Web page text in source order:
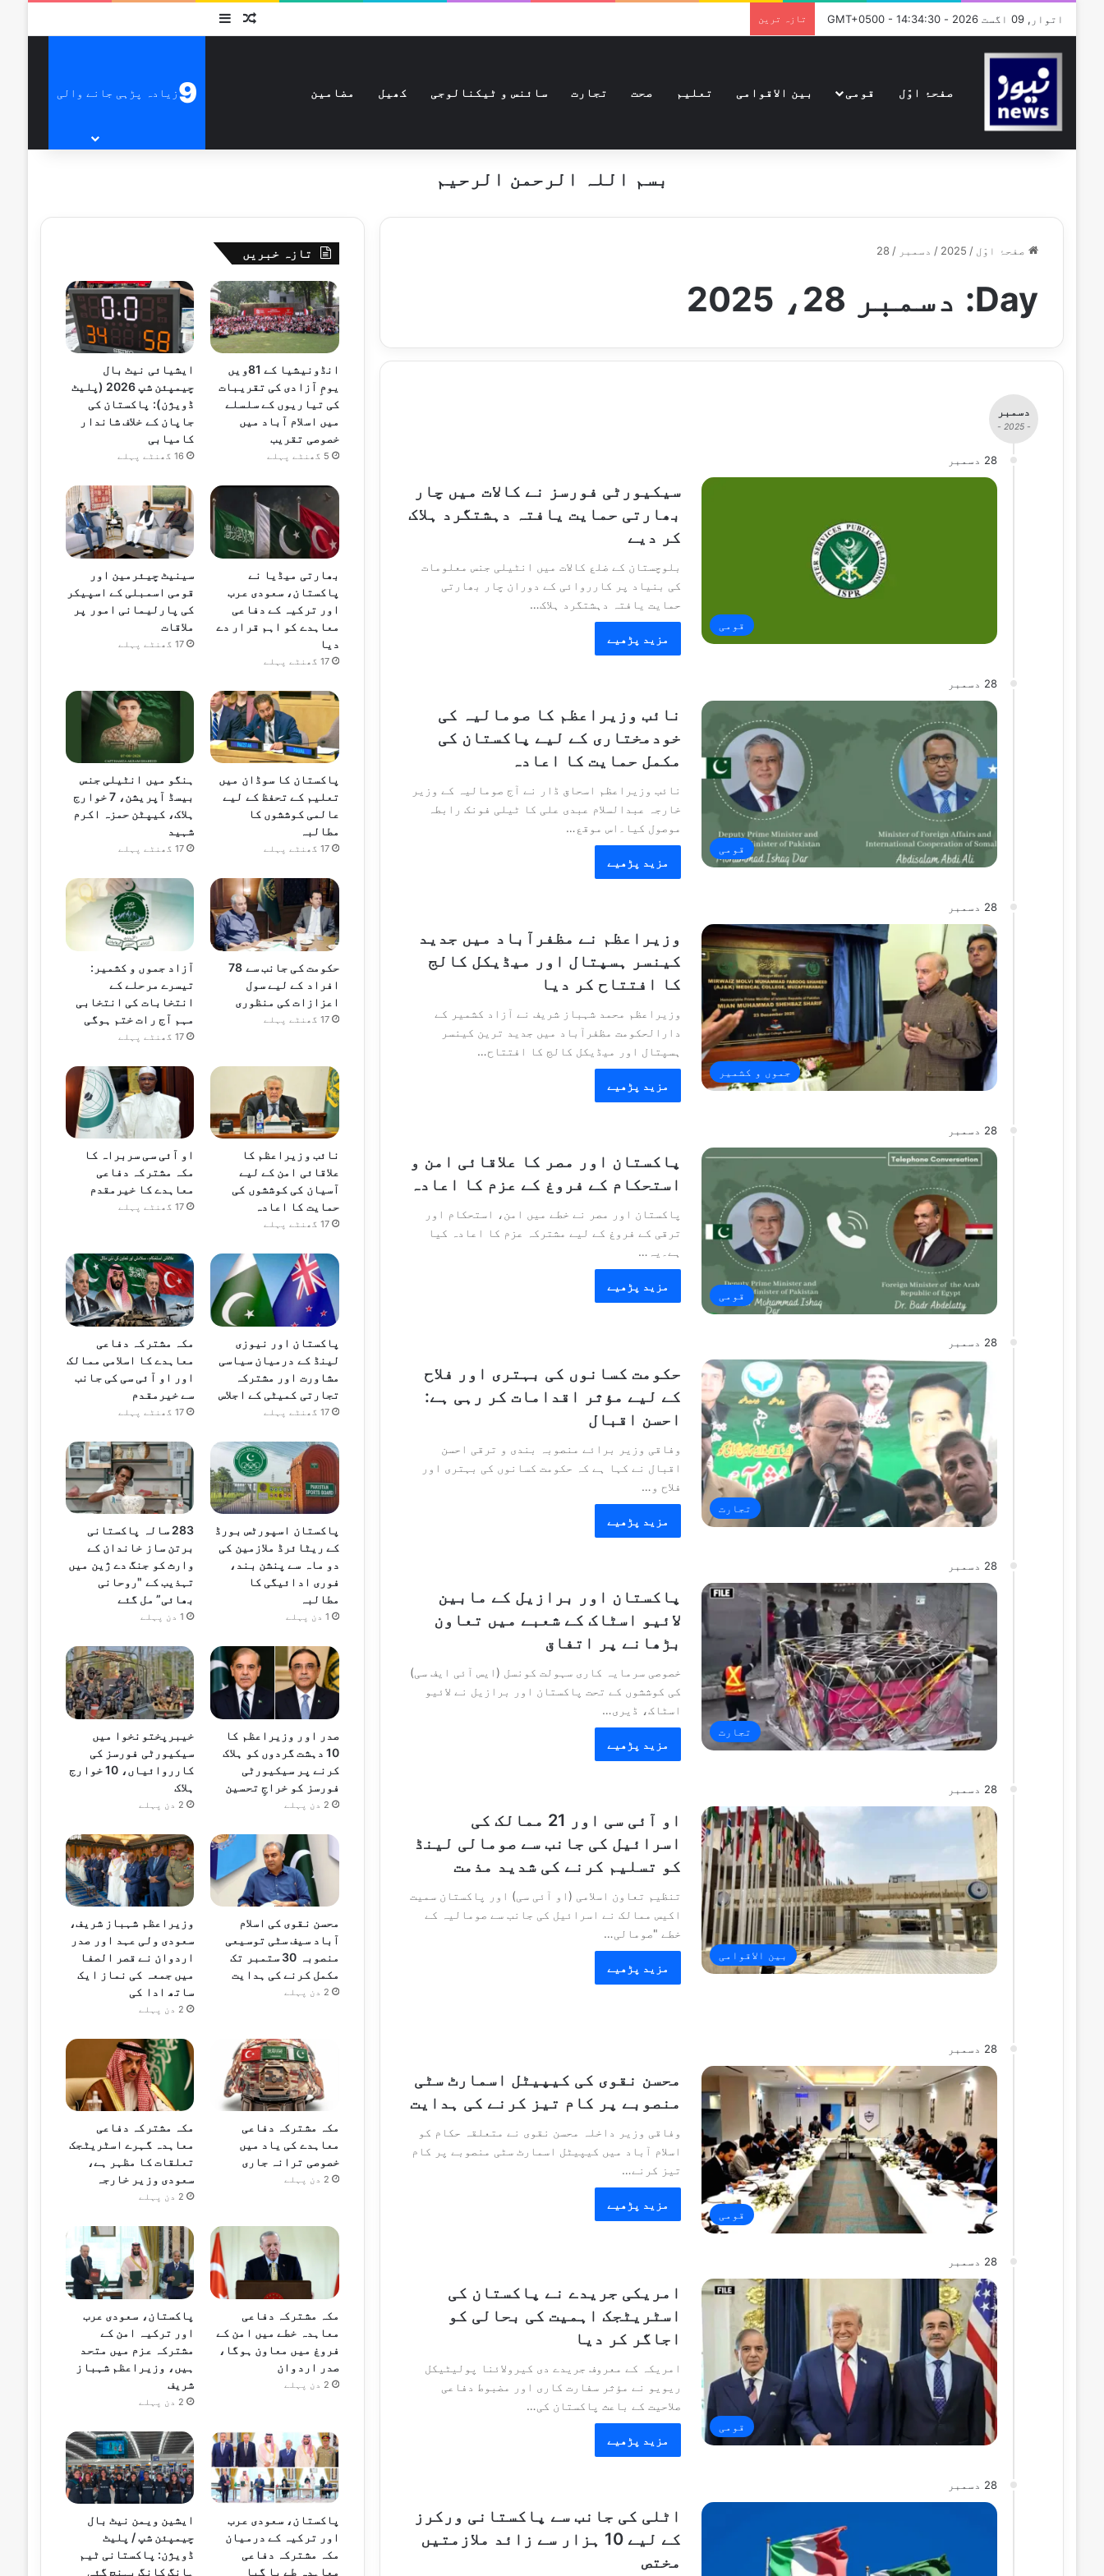
اتوار, 09 اگست 2026 - GMT+0500 - 14:34:30 تازہ ترین متفرق
صفحۂ اوّل قومی بین الاقوامی تعلیم صحت تجارت سائنس و ٹیکنالوجی کھیل مضامین 9زیادہ پڑہی جانے والی
بسم اللہ الرحمن الرحیم
صفحۂ اوّل /
2025
/ دسمبر /
28
Day: دسمبر 28، 2025
دسمبر
- 2025 -
28 دسمبر
قومی
سیکیورٹی فورسز نے کالات میں چار
بھارتی حمایت یافتہ دہشتگرد ہلاک
کر دیے
بلوچستان کے ضلع کالات میں انٹیلی جنس معلومات
کی بنیاد پر کارروائی کے دوران چار بھارتی
حمایت یافتہ دہشتگرد ہلاک…
مزید پڑھیے
28 دسمبر
قومی
نائب وزیراعظم کا صومالیہ کی
خودمختاری کے لیے پاکستان کی
مکمل حمایت کا اعادہ
نائب وزیراعظم اسحاق ڈار نے آج صومالیہ کے وزیر
خارجہ عبدالسلام عبدی علی کا ٹیلی فونک رابطہ
موصول کیا۔اس موقع…
مزید پڑھیے
28 دسمبر
جموں و کشمیر
وزیراعظم نے مظفرآباد میں جدید
کینسر ہسپتال اور میڈیکل کالج
کا افتتاح کر دیا
وزیراعظم محمد شہباز شریف نے آزاد کشمیر کے
دارالحکومت مظفرآباد میں جدید ترین کینسر
ہسپتال اور میڈیکل کالج کا افتتاح…
مزید پڑھیے
28 دسمبر
قومی
پاکستان اور مصر کا علاقائی امن و
استحکام کے فروغ کے عزم کا اعادہ
پاکستان اور مصر نے خطے میں امن، استحکام اور
ترقی کے فروغ کے لیے مشترکہ عزم کا اعادہ کیا
ہے۔یہ…
مزید پڑھیے
28 دسمبر
تجارت
حکومت کسانوں کی بہتری اور فلاح
کے لیے مؤثر اقدامات کر رہی ہے:
احسن اقبال
وفاقی وزیر برائے منصوبہ بندی و ترقی احسن
اقبال نے کہا ہے کہ حکومت کسانوں کی بہتری اور
فلاح و…
مزید پڑھیے
28 دسمبر
تجارت
پاکستان اور برازیل کے مابین
لائیو اسٹاک کے شعبے میں تعاون
بڑھانے پر اتفاق
خصوصی سرمایہ کاری سہولت کونسل (ایس آئی ایف سی)
کی کوششوں کے تحت پاکستان اور برازیل نے لائیو
اسٹاک، ڈیری…
مزید پڑھیے
28 دسمبر
بین الاقوامی
او آئی سی اور 21 ممالک کی
اسرائیل کی جانب سے صومالی لینڈ
کو تسلیم کرنے کی شدید مذمت
تنظیم تعاون اسلامی (او آئی سی) اور پاکستان سمیت
اکیس ممالک نے اسرائیل کی جانب سے صومالیہ کے
خطے "صومالی…
مزید پڑھیے
28 دسمبر
قومی
محسن نقوی کی کیپیٹل اسمارٹ سٹی
منصوبے پر کام تیز کرنے کی ہدایت
وفاقی وزیر داخلہ محسن نقوی نے متعلقہ حکام کو
اسلام آباد میں کیپیٹل اسمارٹ سٹی منصوبے پر کام
تیز کرنے…
مزید پڑھیے
28 دسمبر
قومی
امریکی جریدے نے پاکستان کی
اسٹریٹجک اہمیت کی بحالی کو
اجاگر کر دیا
امریکہ کے معروف جریدے دی کیرولائنا پولیٹیکل
ریویو نے مؤثر سفارت کاری اور مضبوط دفاعی
صلاحیت کے باعث پاکستان کی…
مزید پڑھیے
28 دسمبر
اٹلی کی جانب سے پاکستانی ورکرز
کے لیے 10 ہزار سے زائد ملازمتیں
مختص
تازہ خبریں
انڈونیشیا کے 81ویں
یومِ آزادی کی تقریبات
کی تیاریوں کے سلسلے
میں اسلام آباد میں
خصوصی تقریب
5 گھنٹے پہلے
ایشیائی نیٹ بال
چیمپئن شپ 2026 (پلیٹ
ڈویژن): پاکستان کی
جاپان کے خلاف شاندار
کامیابی
16 گھنٹے پہلے
بھارتی میڈیا نے
پاکستان، سعودی عرب
اور ترکیہ کے دفاعی
معاہدے کو اہم قرار دے
دیا
17 گھنٹے پہلے
سینیٹ چیئرمین اور
قومی اسمبلی کے اسپیکر
کی پارلیمانی امور پر
ملاقات
17 گھنٹے پہلے
پاکستان کا سوڈان میں
تعلیم کے تحفظ کے لیے
عالمی کوششوں کا
مطالبہ
17 گھنٹے پہلے
ہنگو میں انٹیلی جنس
بیسڈ آپریشن، 7 خوارج
ہلاک، کیپٹن حمزہ اکرم
شہید
17 گھنٹے پہلے
حکومت کی جانب سے 78
افراد کے لیے سول
اعزازات کی منظوری
17 گھنٹے پہلے
آزاد جموں و کشمیر:
تیسرے مرحلے کے
انتخابات کی انتخابی
مہم آج رات ختم ہوگی
17 گھنٹے پہلے
نائب وزیراعظم کا
علاقائی امن کے لیے
آسیان کی کوششوں کی
حمایت کا اعادہ
17 گھنٹے پہلے
او آئی سی سربراہ کا
مکہ مشترکہ دفاعی
معاہدے کا خیرمقدم
17 گھنٹے پہلے
پاکستان اور نیوزی
لینڈ کے درمیان سیاسی
مشاورت اور مشترکہ
تجارتی کمیٹی کے اجلاس
17 گھنٹے پہلے
مکہ مشترکہ دفاعی
معاہدے کا اسلامی ممالک
اور او آئی سی کی جانب
سے خیرمقدم
17 گھنٹے پہلے
پاکستان اسپورٹس بورڈ
کے ریٹائرڈ ملازمین کی
دو ماہ سے پنشن بند،
فوری ادائیگی کا
مطالبہ
1 دن پہلے
283 سالہ پاکستانی
برتن ساز خاندان کے
وارث کو جنگ دے ژین میں
تہذیب کے "روحانی
بھائی” مل گئے
1 دن پہلے
صدر اور وزیراعظم کا
10 دہشت گردوں کو ہلاک
کرنے پر سیکیورٹی
فورسز کو خراجِ تحسین
2 دن پہلے
خیبرپختونخوا میں
سیکیورٹی فورسز کی
کارروائیاں، 10 خوارج
ہلاک
2 دن پہلے
محسن نقوی کی اسلام
آباد سیف سٹی توسیعی
منصوبہ 30 ستمبر تک
مکمل کرنے کی ہدایت
2 دن پہلے
وزیراعظم شہباز شریف،
سعودی ولی عہد اور صدر
اردوان نے قصر الصفا
میں جمعہ کی نماز ایک
ساتھ ادا کی
2 دن پہلے
مکہ مشترکہ دفاعی
معاہدے کی یاد میں
خصوصی ترانہ جاری
2 دن پہلے
مکہ مشترکہ دفاعی
معاہدہ گہرے اسٹریٹجک
تعلقات کا مظہر ہے،
سعودی وزیر خارجہ
2 دن پہلے
مکہ مشترکہ دفاعی
معاہدہ خطے میں امن کے
فروغ میں معاون ہوگا،
صدر اردوان
2 دن پہلے
پاکستان، سعودی عرب
اور ترکیہ امن کے
مشترکہ عزم میں متحد
ہیں، وزیراعظم شہباز
شریف
2 دن پہلے
پاکستان، سعودی عرب
اور ترکیہ کے درمیان
مکہ مشترکہ دفاعی
معاہدہ طے پا گیا
ایشین ویمن نیٹ بال
چیمپئن شپ / پلیٹ
ڈویژن: پاکستانی ٹیم
ہانگ کانگ پہنچ گئی